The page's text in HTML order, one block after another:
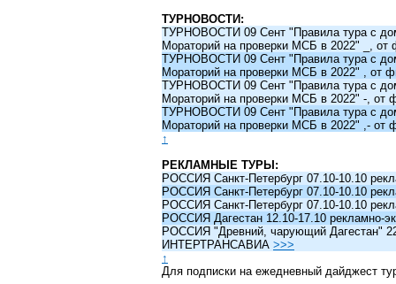
ТУРНОВОСТИ:
ТУРНОВОСТИ 09 Сент "Правила тура с
Мораторий на проверки МСБ в 2022" _,
ТУРНОВОСТИ 09 Сент "Правила тура с
Мораторий на проверки МСБ в 2022" ,
ТУРНОВОСТИ 09 Сент "Правила тура с
Мораторий на проверки МСБ в 2022" -,
ТУРНОВОСТИ 09 Сент "Правила тура с
Мораторий на проверки МСБ в 2022" ,-
↑
РЕКЛАМНЫЕ ТУРЫ:
РОССИЯ Санкт-Петербург 07.10-10.10
РОССИЯ Санкт-Петербург 07.10-10.10
РОССИЯ Санкт-Петербург 07.10-10.10
РОССИЯ Дагестан 12.10-17.10 рекламно-
РОССИЯ "Древний, чарующий Дагестан"
ИНТЕРТРАНСАВИА >>>
↑
Для подписки на ежедневный дайджест